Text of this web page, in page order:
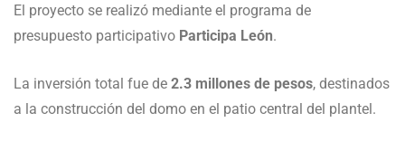
El proyecto se realizó mediante el programa de
presupuesto participativo Participa León.
La inversión total fue de 2.3 millones de pesos, destinados
a la construcción del domo en el patio central del plantel.